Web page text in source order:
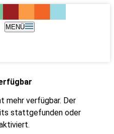
MENÜ
mehr verfügbar. Der
stattgefunden oder